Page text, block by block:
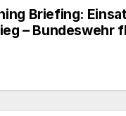
Briefing:
– Bundeswehr